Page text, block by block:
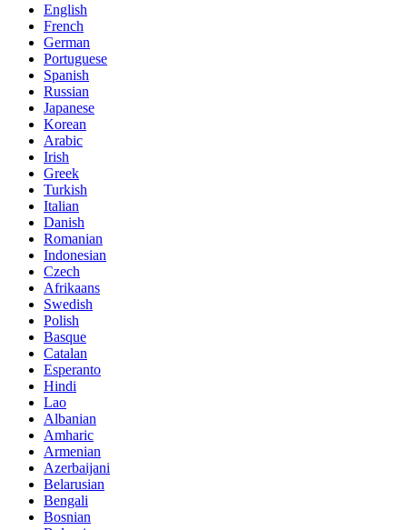
English
French
German
Portuguese
Spanish
Russian
Japanese
Korean
Arabic
Irish
Greek
Turkish
Italian
Danish
Romanian
Indonesian
Czech
Afrikaans
Swedish
Polish
Basque
Catalan
Esperanto
Hindi
Lao
Albanian
Amharic
Armenian
Azerbaijani
Belarusian
Bengali
Bosnian